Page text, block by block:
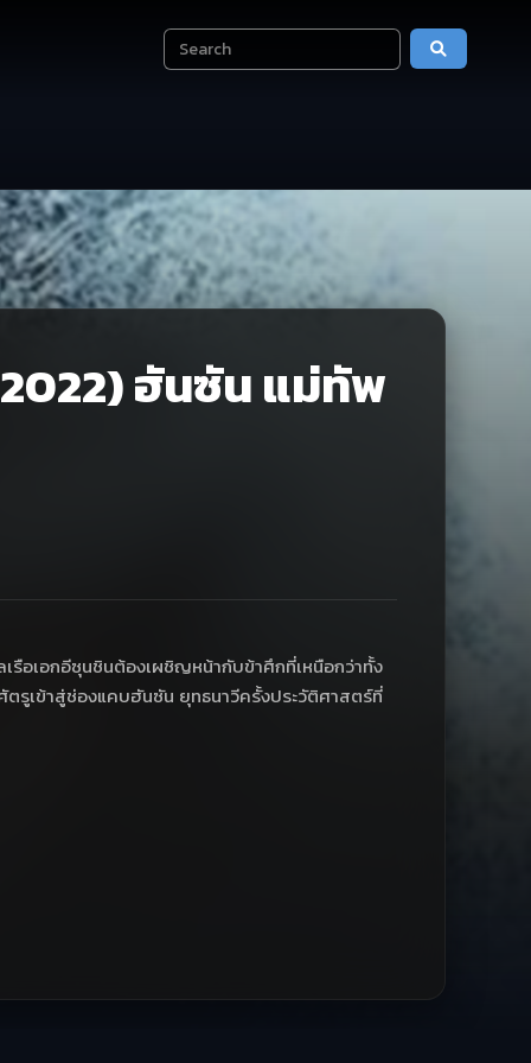
ฮันซัน แม่ทัพ
อเอกอีซุนชินต้องเผชิญหน้ากับข้าศึกที่เหนือกว่าทั้ง
ตรูเข้าสู่ช่องแคบฮันซัน ยุทธนาวีครั้งประวัติศาสตร์ที่